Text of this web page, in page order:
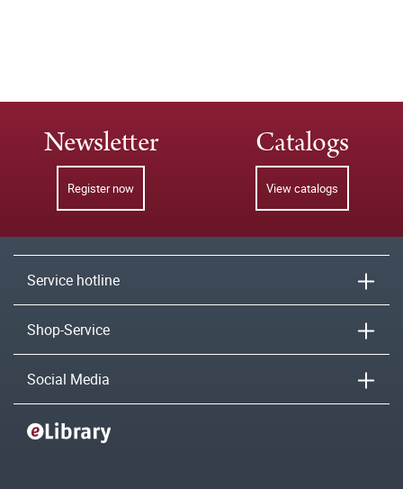
Newsletter
Register now
Catalogs
View catalogs
Service hotline
Shop-Service
Social Media